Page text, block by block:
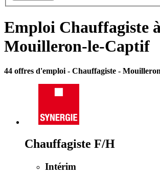
Emploi Chauffagiste à
Mouilleron-le-Captif
44 offres d'emploi - Chauffagiste -
Chauffagiste F/H
Intérim